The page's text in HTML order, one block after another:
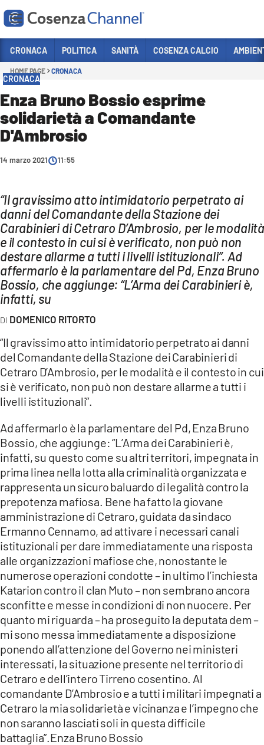
Sezioni
POLITICA
COSENZA CALCIO
ECONOMIA E LAVORO
SANITÀ
SPORT
CULTURA
AMBIENTE
Streaming
LAC TV
LAC NETWORK
LAC ONAIR
LaC
Network
LACPLAY.IT
LACTV.IT
LACONAIR.IT
LACITYMAG.IT
ILREGGINO.IT
COSENZACHANNEL.IT
ILVIBONESE.IT
CATANZAROCHANNEL.IT
LACAPITALENEWS.IT
ANDROID
APPLE
CRONACA POLITICA SANITÀ COSENZA CALCIO
HOME PAGE CRONACA
CRONACA
Enza Bruno Bossio esprime
solidarietà a Comandante
D'Ambrosio
14 marzo 2021 11:55
“Il gravissimo atto intimidatorio perpetrato ai
danni del Comandante della Stazione dei
Carabinieri di Cetraro D’Ambrosio, per le modalità
e il contesto in cui si è verificato, non può non
destare allarme a tutti i livelli istituzionali”. Ad
affermarlo è la parlamentare del Pd, Enza Bruno
Bossio, che aggiunge: “L’Arma dei Carabinieri è,
infatti, su
DOMENICO RITORTO
“Il gravissimo atto intimidatorio perpetrato ai danni
del Comandante della Stazione dei Carabinieri di
Cetraro D’Ambrosio, per le modalità e il contesto in cui
si è verificato, non può non destare allarme a tutti i
livelli istituzionali”.
Ad affermarlo è la parlamentare del Pd, Enza Bruno
Bossio, che aggiunge: “L’Arma dei Carabinieri è,
infatti, su questo come su altri territori, impegnata in
prima linea nella lotta alla criminalità organizzata e
rappresenta un sicuro baluardo di legalità contro la
prepotenza mafiosa. Bene ha fatto la giovane
amministrazione di Cetraro, guidata da sindaco
Ermanno Cennamo, ad attivare i necessari canali
istituzionali per dare immediatamente una risposta
alle organizzazioni mafiose che, nonostante le
numerose operazioni condotte – in ultimo l’inchiesta
Katarion contro il clan Muto – non sembrano ancora
sconfitte e messe in condizioni di non nuocere. Per
quanto mi riguarda – ha proseguito la deputata dem –
mi sono messa immediatamente a disposizione
ponendo all’attenzione del Governo nei ministeri
interessati, la situazione presente nel territorio di
Cetraro e dell’intero Tirreno cosentino. Al
comandante D’Ambrosio e a tutti i militari impegnati a
Cetraro la mia solidarietà e vicinanza e l’impegno che
non saranno lasciati soli in questa difficile
battaglia”.Enza Bruno Bossio